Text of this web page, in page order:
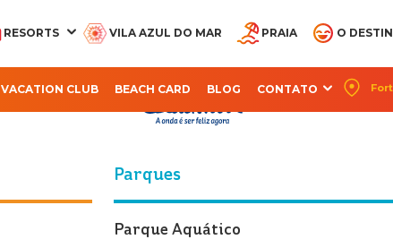
RESORTS VILA AZUL DO MAR PRAIA O
VACATION CLUB BEACH CARD BLOG CONTATO
RESORT
Política de
Parques
Parque Aquático